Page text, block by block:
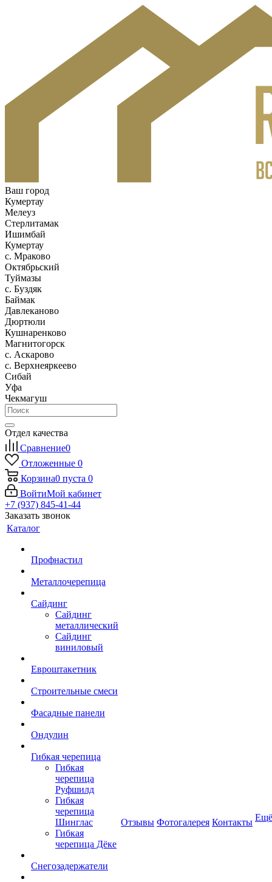
Ваш город
Кумертау
Мелеуз
Стерлитамак
Ишимбай
Кумертау
c. Мраково
Октябрьский
Туймазы
c. Буздяк
Баймак
Давлеканово
Дюртюли
Кушнаренково
Магнитогорск
с. Аскарово
с. Верхнеяркеево
Сибай
Уфа
Чекмагуш
Отдел качества
Сравнение0
Отложенные 0
Корзина0 пуста 0
ВойтиМой кабинет
+7 (937) 845-41-44
Заказать звонок
Каталог
Профнастил
Металлочерепица
Сайдинг
Сайдинг
металлический
Сайдинг
виниловый
Евроштакетник
Строительные смеси
Фасадные панели
Ондулин
Гибкая черепица
Гибкая
черепица
Руфшилд
Гибкая
черепица
Шинглас
Гибкая
черепица Дёке
Снегозадержатели
Отзывы Фотогалерея Контакты Ещё